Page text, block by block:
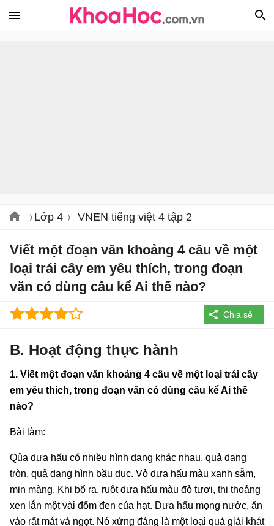
Lớp 4 VNEN tiếng việt 4 tập 2
Viết một đoạn văn khoảng 4 câu về một
loại trái cây em yêu thích, trong đoạn
văn có dùng câu kể Ai thế nào?
B. Hoạt động thực hành
1. Viết một đoạn văn khoảng 4 câu về một loại trái cây
em yêu thích, trong đoạn văn có dùng câu kể Ai thế
nào?
Bài làm:
Qủa dưa hấu có nhiều hình dạng khác nhau, quả dạng
tròn, quả dạng hình bầu dục. Vỏ dưa hấu màu xanh sẫm,
mịn màng. Khi bổ ra, ruột dưa hấu màu đỏ tươi, thi thoảng
xen lẫn một vài đốm đen của hạt. Dưa hấu mọng nước, ăn
vào rất mát và ngọt. Nó xứng đáng là một loại quả giải khát